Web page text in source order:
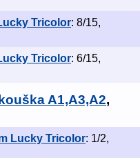
Tricolor: 8/15,
Tricolor: 6/15,
A1,A3,A2,
Lucky Tricolor: 1/2,